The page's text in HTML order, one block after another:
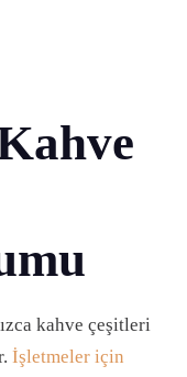
kahve çeşitleri
İşletmeler için